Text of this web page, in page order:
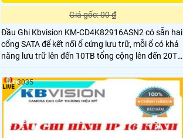
Giá gốc: 00 ₫
Đầu Ghi Kbvision KM-CD4K82916ASN2 có sẵn hai
cổng SATA để kết nối ổ cứng lưu trữ, mỗi ổ có khả
năng lưu trữ lên đến 10TB tổng cộng lên đến 20TB.
Đầu Ghi KM-CD4K82916ASN2 hỗ trợ xuất hình
ảnh chất lượng cao với độ phân giải 4K thông qua
cổng VGA và HDMI cho phép hiển thị hình ảnh rõ
nét và chi tiết trên các màn hình và thiết bị đầu
3035